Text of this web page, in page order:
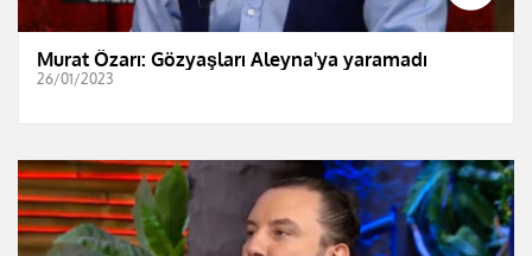
Murat Özarı: Gözyaşları Aleyna'ya yaramadı
26/01/2023